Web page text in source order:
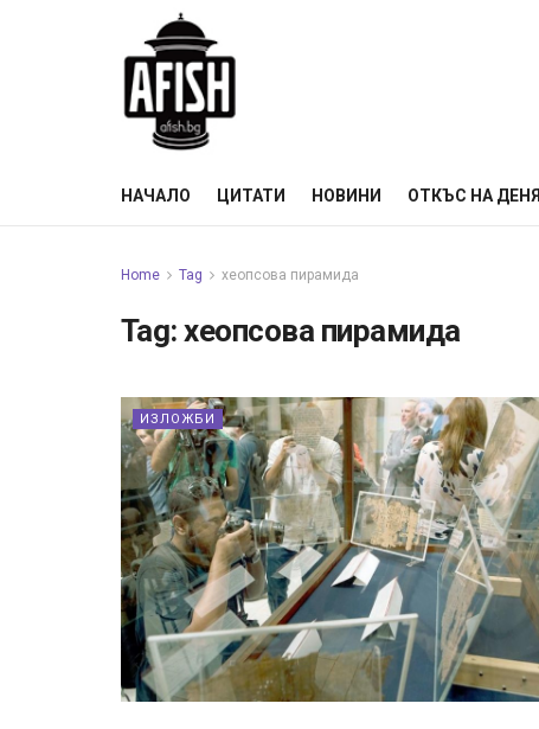
НАЧАЛО ЦИТАТИ НОВИНИ ОТКЪС НА ДЕНЯ
Home Tag хеопсова пирамида
Tag:хеопсова пирамида
ИЗЛОЖБИ